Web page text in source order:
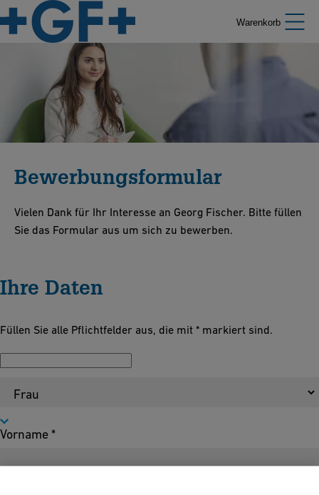
Warenkorb
Bewerbungsformular
Vielen Dank für Ihr Interesse an Georg Fischer. Bitte füllen
Sie das Formular aus um sich zu bewerben.
Ihre Daten
Füllen Sie alle Pflichtfelder aus, die mit * markiert sind.
Anrede
Vorname *